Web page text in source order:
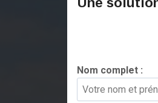
Nom complet :